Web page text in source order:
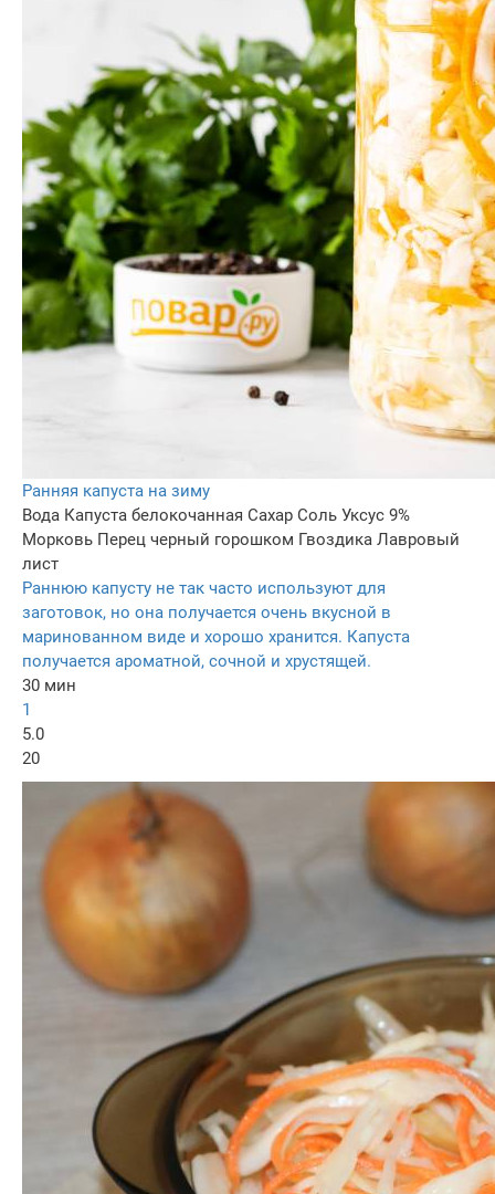
Ранняя капуста на зиму
Вода Капуста белокочанная Сахар Соль Уксус 9%
Морковь Перец черный горошком Гвоздика Лавровый
лист
Раннюю капусту не так часто используют для
заготовок, но она получается очень вкусной в
маринованном виде и хорошо хранится. Капуста
получается ароматной, сочной и хрустящей.
30 мин
1
5.0
20